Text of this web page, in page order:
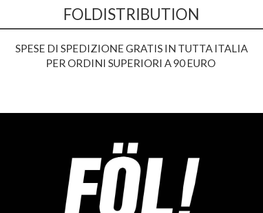
FOLDISTRIBUTION
SPESE DI SPEDIZIONE GRATIS IN TUTTA ITALIA
PER ORDINI SUPERIORI A 90 EURO